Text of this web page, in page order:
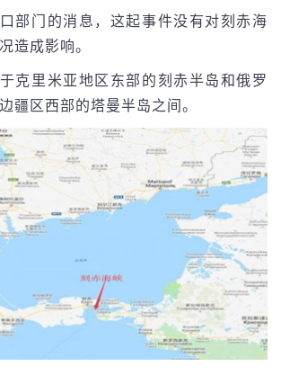
部门的消息，这起事件没有对刻赤海
造成影响。
克里米亚地区东部的刻赤半岛和俄罗
疆区西部的塔曼半岛之间。